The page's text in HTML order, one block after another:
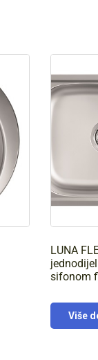
LUNA
sifonom
Više